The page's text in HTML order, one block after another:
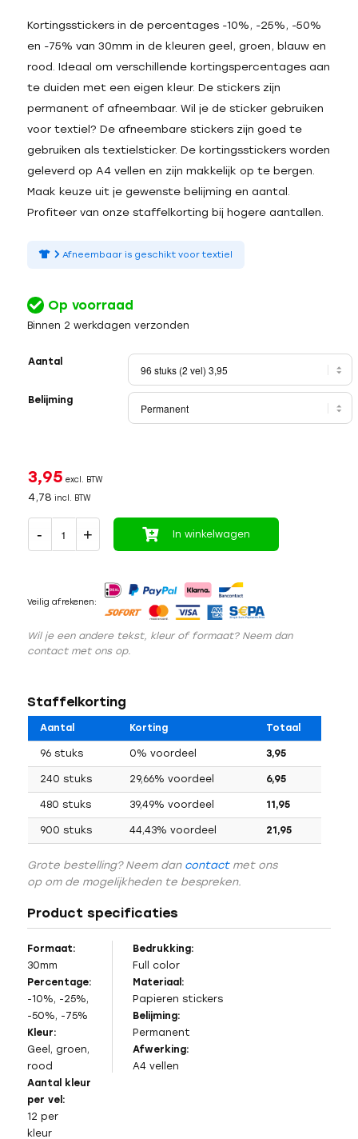
Kortingsstickers in de percentages -10%, -25%, -50%
en -75% van 30mm in de kleuren geel, groen, blauw en
rood. Ideaal om verschillende kortingspercentages aan
te duiden met een eigen kleur. De stickers zijn
permanent of afneembaar. Wil je de sticker gebruiken
voor textiel? De afneembare stickers zijn goed te
gebruiken als textielsticker. De kortingsstickers worden
geleverd op A4 vellen en zijn makkelijk op te bergen.
Maak keuze uit je gewenste belijming en aantal.
Profiteer van onze staffelkorting bij hogere aantallen.
Afneembaar is geschikt voor textiel
Op voorraad
Binnen 2 werkdagen verzonden
Aantal
Belijming
3,95 excl. BTW
4,78 incl. BTW
In winkelwagen
Veilig afrekenen:
Wil je een andere tekst, kleur of formaat? Neem dan
contact met ons op.
Staffelkorting
Aantal Korting Totaal
96 stuks 0% voordeel 3,95
240 stuks 29,66% voordeel 6,95
480 stuks 39,49% voordeel 11,95
900 stuks 44,43% voordeel 21,95
Grote bestelling? Neem dan contactmet ons
op om de mogelijkheden te bespreken.
Product specificaties
Formaat:
30mm
Percentage:
-10%, -25%,
-50%, -75%
Kleur:
Geel, groen,
rood
Aantal kleur
per vel:
12 per
kleur
Bedrukking:
Full color
Materiaal:
Papieren stickers
Belijming:
Permanent
Afwerking:
A4 vellen